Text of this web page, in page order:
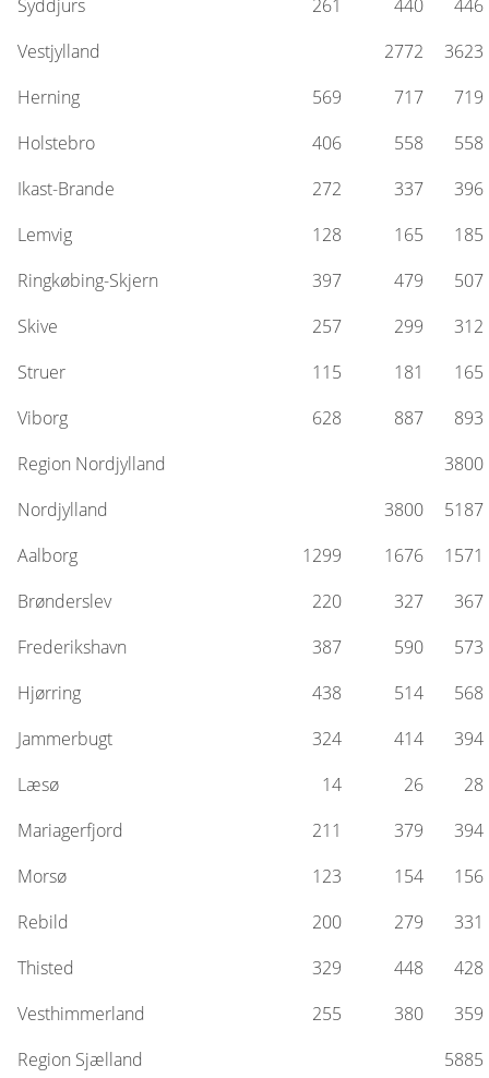
Syddjurs 261 440
446
Vestjylland
2772
3623
Herning
569 717
719
Holstebro
406 558
558
Ikast-Brande
272 337
396
Lemvig
128 165
185
Ringkøbing-Skjern
397 479
507
Skive
257 299
312
Struer
115 181
165
Viborg
628 887
893
Region Nordjylland
3800
Nordjylland
3800
5187
Aalborg
1299 1676
1571
Brønderslev
220 327
367
Frederikshavn
387 590
573
Hjørring
438 514
568
Jammerbugt
324 414
394
Læsø
14 26
28
Mariagerfjord
211 379
394
Morsø
123 154
156
Rebild
200 279
331
Thisted
329 448
428
Vesthimmerland
255 380
359
Region Sjælland
5885